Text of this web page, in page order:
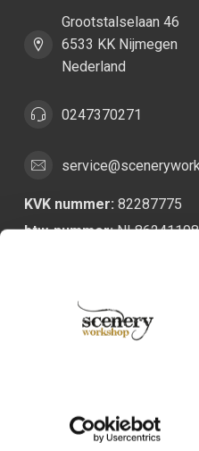
Grootstalselaan 46
6533 KK Nijmegen
Nederland
0247370271
KVK nummer: 82287775
btw-nummer: